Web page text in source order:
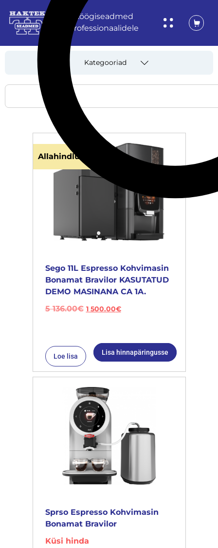
Köögiseadmed
professionaalidele
Kategooriad
Allahindlus!
Sego 11L Espresso Kohvimasin
Bonamat Bravilor KASUTATUD
DEMO MASINANA CA 1A.
5 136.00€ 1 500.00€
Loe lisa Lisa hinnapäringusse
Sprso Espresso Kohvimasin
Bonamat Bravilor
Küsi hinda